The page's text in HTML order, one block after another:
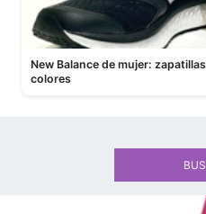
New Balance de mujer:
colores